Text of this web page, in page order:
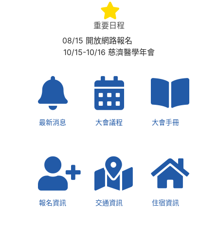
2022慈濟醫學年會：「慈濟醫療典
範」、「傑出醫學系校友」、「優秀年
輕醫師」得獎名單出爐！
【最美醫療人文徵文比賽】 得獎名單出
爐!!
2022慈濟醫學年會議程
【收件截止】第三屆最美的醫療人文故
事徵文比賽
2022 TCMF慈濟醫學年會-大會手冊
2022醫學年會活動照片
重要日程
08/15 開放網路報名
10/15-10/16 慈濟醫學年會
最新消息 大會議程 大會手冊
報名資訊 交通資訊 住宿資訊